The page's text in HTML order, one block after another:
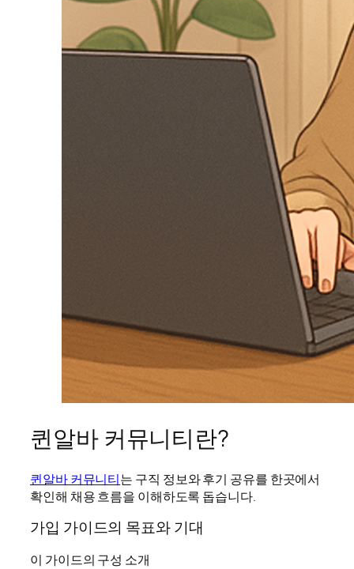
퀸알바 커뮤니티란?
퀸알바 커뮤니티는 구직 정보와 후기 공유를 한곳에서
확인해 채용 흐름을 이해하도록 돕습니다.
가입 가이드의 목표와 기대
이 가이드의 구성 소개